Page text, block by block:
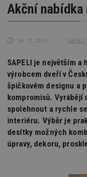
Akční nabídka
14. 11. 2014 SAPELI
SAPELI je největším
výrobcem dveří v
špičkovém designu a
kompromisů. Vyrábějí
spolehnout a rychle
interiéru. Výběr je
desítky možných
úpravy, dekoru,